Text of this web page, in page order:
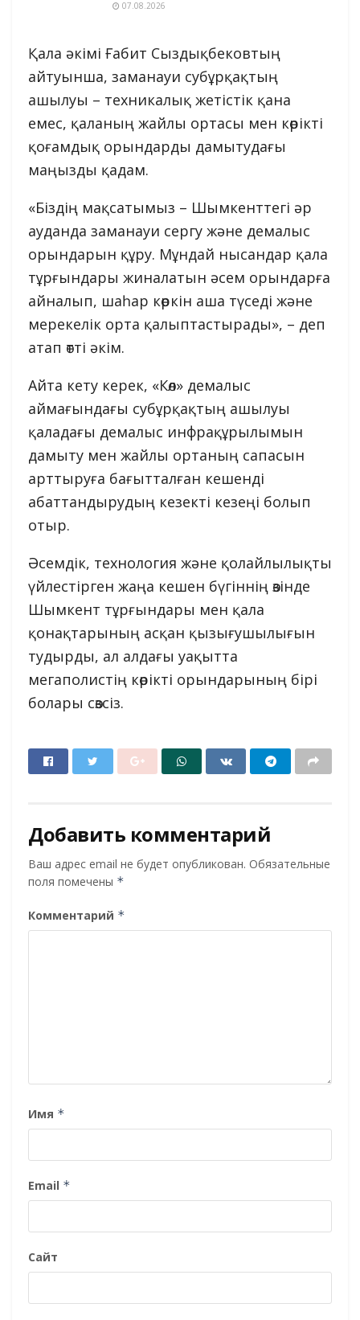
07.08.2026
Қала әкімі Ғабит Сыздықбековтың
айтуынша, заманауи субұрқақтың
ашылуы – техникалық жетістік қана
емес, қаланың жайлы ортасы мен көрікті
қоғамдық орындарды дамытудағы
маңызды қадам.
«Біздің мақсатымыз – Шымкенттегі әр
ауданда заманауи сергу және демалыс
орындарын құру. Мұндай нысандар қала
тұрғындары жиналатын әсем орындарға
айналып, шаһар көркін аша түседі және
мерекелік орта қалыптастырады», – деп
атап өтті әкім.
Айта кету керек, «Көл» демалыс
аймағындағы субұрқақтың ашылуы
қаладағы демалыс инфрақұрылымын
дамыту мен жайлы ортаның сапасын
арттыруға бағытталған кешенді
абаттандырудың кезекті кезеңі болып
отыр.
Әсемдік, технология және қолайлылықты
үйлестірген жаңа кешен бүгіннің өзінде
Шымкент тұрғындары мен қала
қонақтарының асқан қызығушылығын
тудырды, ал алдағы уақытта
мегаполистің көрікті орындарының бірі
болары сөзсіз.
Добавить комментарий
Ваш адрес email не будет опубликован. Обязательные
поля помечены *
Комментарий *
Имя *
Email *
Сайт